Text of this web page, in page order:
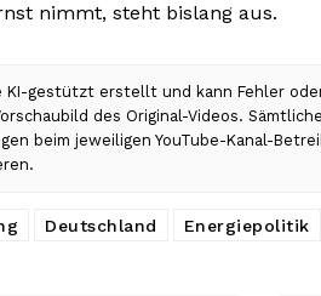
nimmt, steht bislang aus.
KI-gestützt erstellt und kann Fehler
des Original-Videos.
beim jeweiligen YouTube-Kanal-
Deutschland Energiepolitik